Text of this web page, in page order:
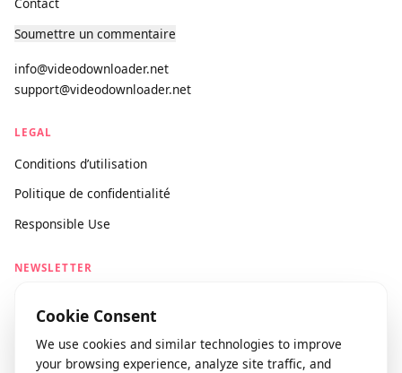
À propos
Contact
Soumettre un commentaire
support@videodownloader.net
Conditions d’utilisation
Politique de confidentialité
Responsible Use
NEWSLETTER
Stay updated with our latest features and releases.
Cookie Consent